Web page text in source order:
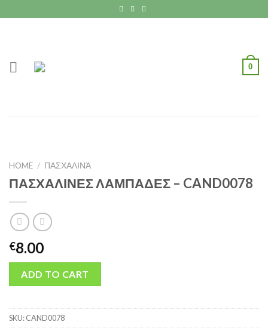
to
0
HOME / ΠΑΣΧΑΛΙΝΆ
ΠΑΣΧΑΛΙΝΕΣ ΛΑΜΠΑΔΕΣ – CAND0078
€8.00
ADD TO CART
SKU:CAND0078